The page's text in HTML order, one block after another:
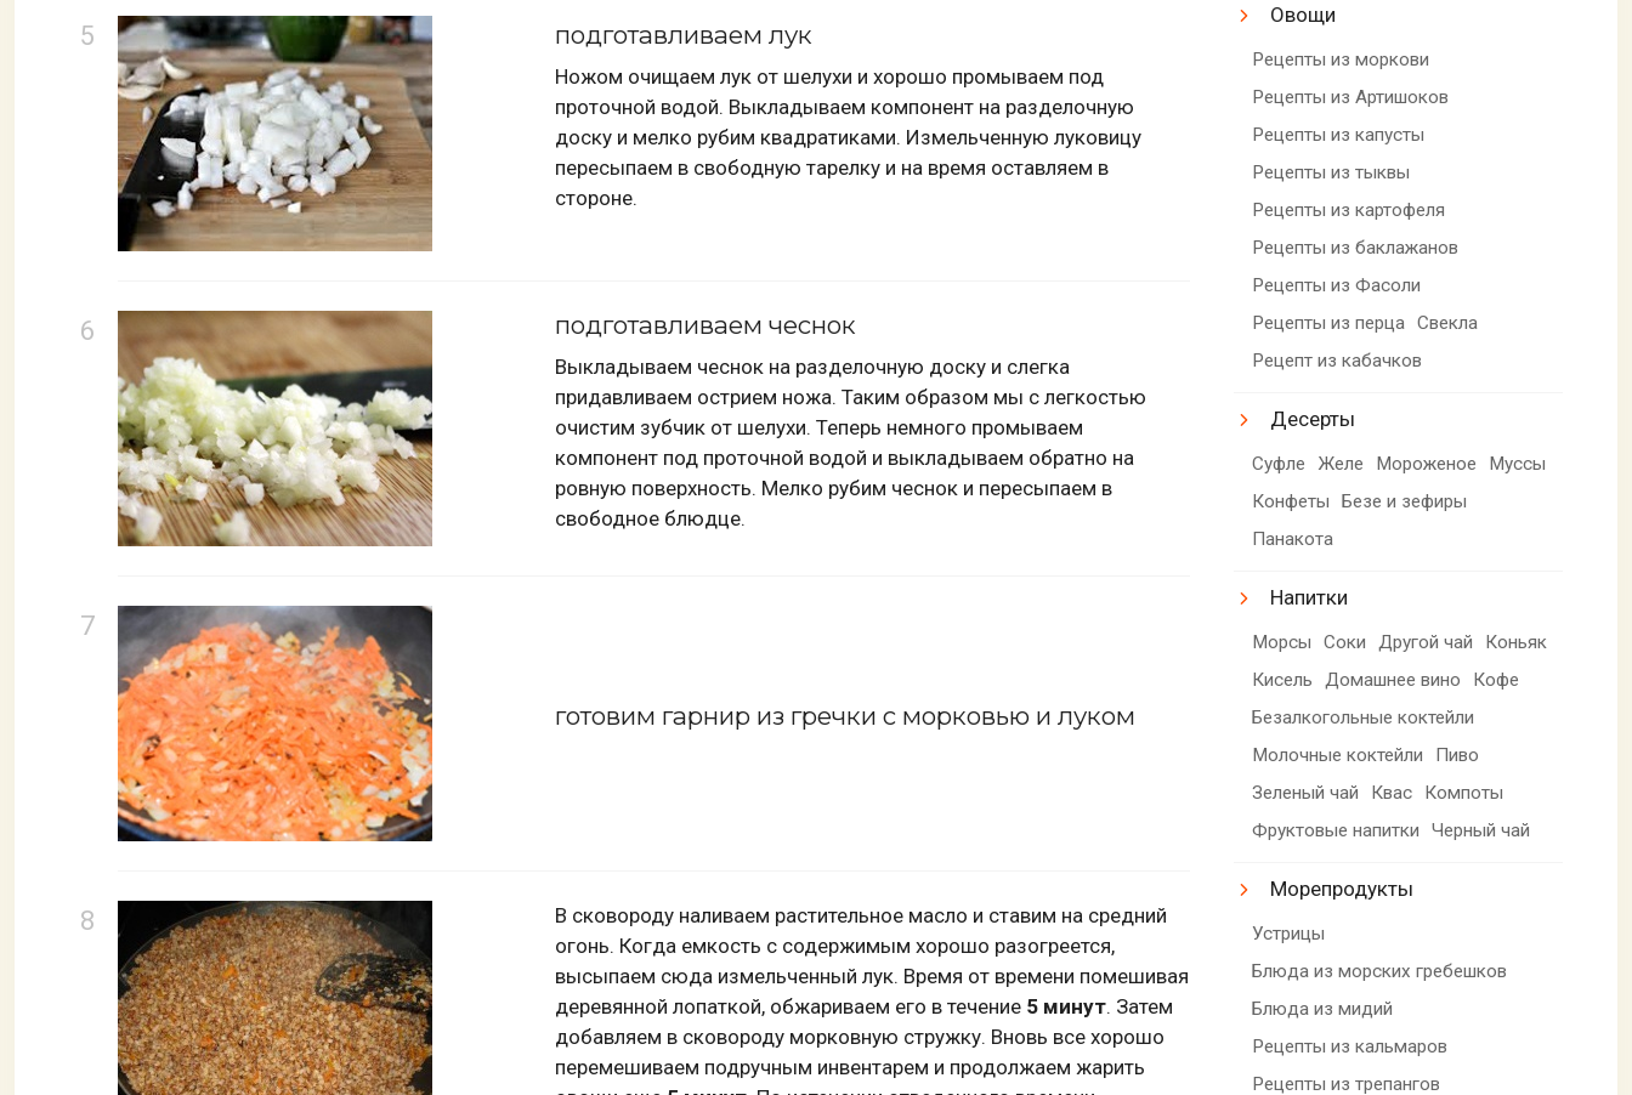
подготавливаем лук
Ножом очищаем лук от шелухи и хорошо промываем под
проточной водой. Выкладываем компонент на разделочную
доску и мелко рубим квадратиками. Измельченную луковицу
пересыпаем в свободную тарелку и на время оставляем в
стороне.
подготавливаем чеснок
Выкладываем чеснок на разделочную доску и слегка
придавливаем острием ножа. Таким образом мы с легкостью
очистим зубчик от шелухи. Теперь немного промываем
компонент под проточной водой и выкладываем обратно на
ровную поверхность. Мелко рубим чеснок и пересыпаем в
свободное блюдце.
готовим гарнир из гречки с морковью и луком
В сковороду наливаем растительное масло и ставим на средний
огонь. Когда емкость с содержимым хорошо разогреется,
высыпаем сюда измельченный лук. Время от времени помешивая
деревянной лопаткой, обжариваем его в течение 5 минут. Затем
добавляем в сковороду морковную стружку. Вновь все хорошо
перемешиваем подручным инвентарем и продолжаем жарить
Овощи
Рецепты из моркови
Рецепты из Артишоков
Рецепты из капусты
Рецепты из тыквы
Рецепты из картофеля
Рецепты из баклажанов
Рецепты из Фасоли
Рецепты из перца Свекла
Рецепт из кабачков
Десерты
Суфле Желе Мороженое
Муссы
Конфеты
Безе и зефиры
Панакота
Напитки
Морсы Соки Другой чай
Коньяк
Кисель
Домашнее вино
Кофе
Безалкогольные коктейли
Молочные коктейли
Пиво
Зеленый чай
Квас
Компоты
Фруктовые напитки
Черный чай
Морепродукты
Устрицы
Блюда из морских гребешков
Блюда из мидий
Рецепты из кальмаров
Рецепты из трепангов